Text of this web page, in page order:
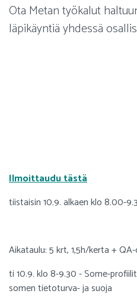
Ota Metan työkalut
läpikäyntiä yhdessä
Ilmoittaudu tästä
tiistaisin 10.9. alkaen klo 8.00-
Aikataulu: 5 krt, 1,5h/kerta +
ti 10.9. klo 8-9.30 - Some-
somen tietoturva- ja suoja